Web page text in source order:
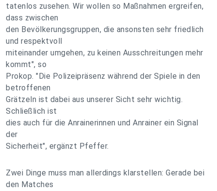
tatenlos zusehen. Wir wollen so Maßnahmen ergreifen,
dass zwischen
den Bevölkerungsgruppen, die ansonsten sehr friedlich
und respektvoll
miteinander umgehen, zu keinen Ausschreitungen mehr
kommt", so
Prokop. "Die Polizeipräsenz während der Spiele in den
betroffenen
Grätzeln ist dabei aus unserer Sicht sehr wichtig.
Schließlich ist
dies auch für die Anrainerinnen und Anrainer ein Signal
der
Sicherheit", ergänzt Pfeffer.
Zwei Dinge muss man allerdings klarstellen: Gerade bei
den Matches